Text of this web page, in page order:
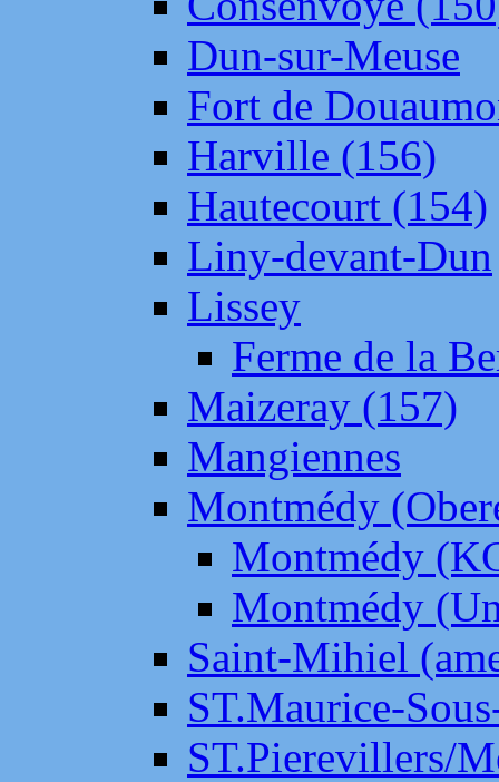
Dun-sur-Meuse
Fort de
Harville (156)
Hautecourt (154)
Liny-devant-Dun
Lissey
Ferme de la
Maizeray (157)
Mangiennes
Montmédy
Montmédy
Montmédy
Saint-Mihiel
ST.Maurice-
ST.Pierevillers/